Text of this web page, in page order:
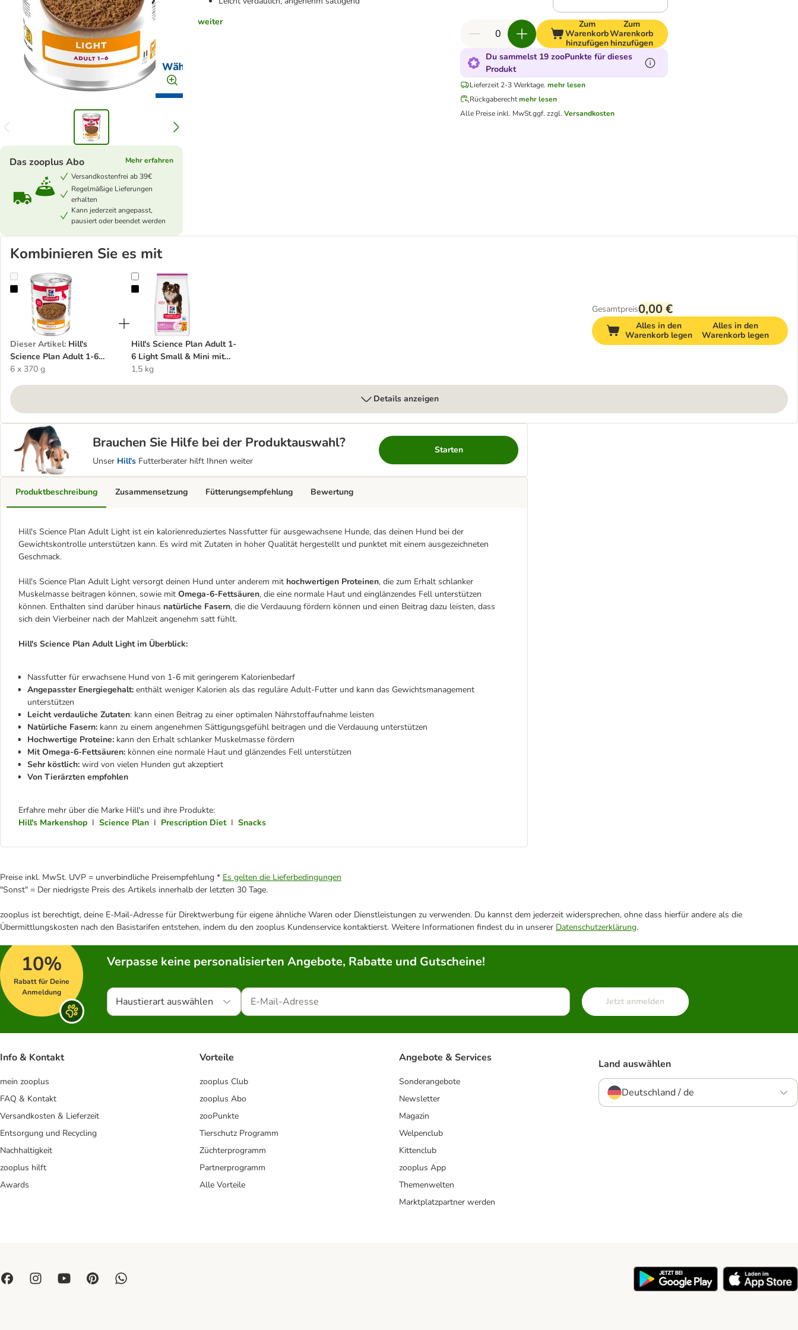
weiter
Das zooplus Abo
Mehr erfahren
Versandkostenfrei ab 39€
Regelmäßige Lieferungen
erhalten
Kann jederzeit angepasst,
pausiert oder beendet werden
Zum
Warenkorb
hinzufügen
Zum
Warenkorb
hinzufügen
Du sammelst 19 zooPunkte für dieses
Produkt
Lieferzeit 2-3 Werktage. mehr lesen
Rückgaberechtmehr lesen
Alle Preise inkl. MwSt.ggf. zzgl.Versandkosten
Kombinieren Sie es mit
Hill's Science Plan Adult 1-6 Light
Dieser Artikel: Hill's
Science Plan Adult 1-6
Light
6 x 370 g
Hill's Science Plan Adult 1-6 Light Small & Mini mit Huhn
Hill's Science Plan Adult 1-
6 Light Small & Mini mit
Huhn
1,5 kg
Gesamtpreis0,00 €
Alles in den
Warenkorb legen
Alles in den
Warenkorb legen
Details anzeigen
Brauchen Sie Hilfe bei der Produktauswahl?
Unser Hill's Futterberater hilft Ihnen weiter
Starten
Produktbeschreibung
Hill's Science Plan Adult Light ist ein kalorienreduziertes Nassfutter für ausgewachsene Hunde, das deinen Hund bei der
Gewichtskontrolle unterstützen kann. Es wird mit Zutaten in hoher Qualität hergestellt und punktet mit einem ausgezeichneten
Geschmack.
Hill's Science Plan Adult Light versorgt deinen Hund unter anderem mit hochwertigen Proteinen, die zum Erhalt schlanker
Muskelmasse beitragen können, sowie mit Omega-6-Fettsäuren, die eine normale Haut und einglänzendes Fell unterstützen
können. Enthalten sind darüber hinaus natürliche Fasern, die die Verdauung fördern können und einen Beitrag dazu leisten, dass
sich dein Vierbeiner nach der Mahlzeit angenehm satt fühlt.
Hill's Science Plan Adult Light im Überblick:
Nassfutter für erwachsene Hund von 1-6 mit geringerem Kalorienbedarf
Angepasster Energiegehalt: enthält weniger Kalorien als das reguläre Adult-Futter und kann das Gewichtsmanagement
unterstützen
Leicht verdauliche Zutaten: kann einen Beitrag zu einer optimalen Nährstoffaufnahme leisten
Natürliche Fasern: kann zu einem angenehmen Sättigungsgefühl beitragen und die Verdauung unterstützen
Hochwertige Proteine: kann den Erhalt schlanker Muskelmasse fördern
Mit Omega-6-Fettsäuren: können eine normale Haut und glänzendes Fell unterstützen
Sehr köstlich: wird von vielen Hunden gut akzeptiert
Von Tierärzten empfohlen
Erfahre mehr über die Marke Hill's und ihre Produkte:
Hill's Markenshop I Science Plan I Prescription Diet I Snacks
Zusammensetzung Fütterungsempfehlung Bewertung
Preise inkl. MwSt. UVP = unverbindliche Preisempfehlung * Es gelten die Lieferbedingungen
"Sonst" = Der niedrigste Preis des Artikels innerhalb der letzten 30 Tage.
zooplus ist berechtigt, deine E-Mail-Adresse für Direktwerbung für eigene ähnliche Waren oder Dienstleistungen zu verwenden. Du kannst dem jederzeit widersprechen, ohne dass hierfür andere als die
Übermittlungskosten nach den Basistarifen entstehen, indem du den zooplus Kundenservice kontaktierst. Weitere Informationen findest du in unserer Datenschutzerklärung.
10%
Rabatt für Deine
Anmeldung
Verpasse keine personalisierten Angebote, Rabatte und Gutscheine!
Haustierart auswählen Jetzt anmelden
Info & Kontakt
mein zooplus
FAQ & Kontakt
Versandkosten & Lieferzeit
Entsorgung und Recycling
Nachhaltigkeit
zooplus hilft
Awards
Vorteile
zooplus Club
zooplus Abo
zooPunkte
Tierschutz Programm
Züchterprogramm
Partnerprogramm
Alle Vorteile
Angebote & Services
Sonderangebote
Newsletter
Magazin
Welpenclub
Kittenclub
zooplus App
Themenwelten
Marktplatzpartner werden
Land auswählen
Deutschland / de